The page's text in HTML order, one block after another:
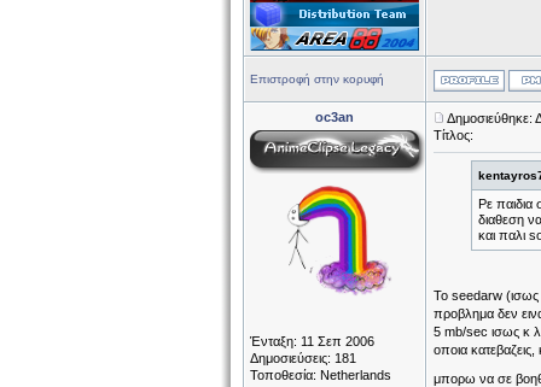
Επιστροφή στην κορυφή
oc3an
Ένταξη: 11 Σεπ 2006
Δημοσιεύσεις: 181
Τοποθεσία: Netherlands
Δημοσιεύθηκε:
Τίτλος:
Ρε παιδια
διαθεση
και παλι
Το seedarw (ισως
προβλημα δεν
5 mb/sec ισως κ
οποια
μπορω να σε